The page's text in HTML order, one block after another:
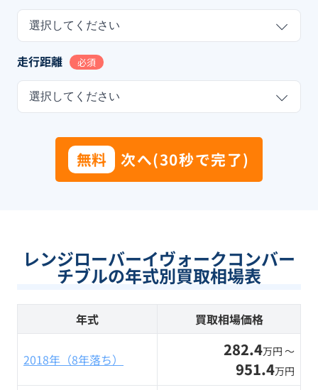
選択してください
走行距離 必須
選択してください
無料 次へ(30秒で完了)
レンジローバーイヴォークコンバー
チブルの年式別買取相場表
年式 買取相場価格
2018年（8年落ち） 282.4万円 〜
951.4万円